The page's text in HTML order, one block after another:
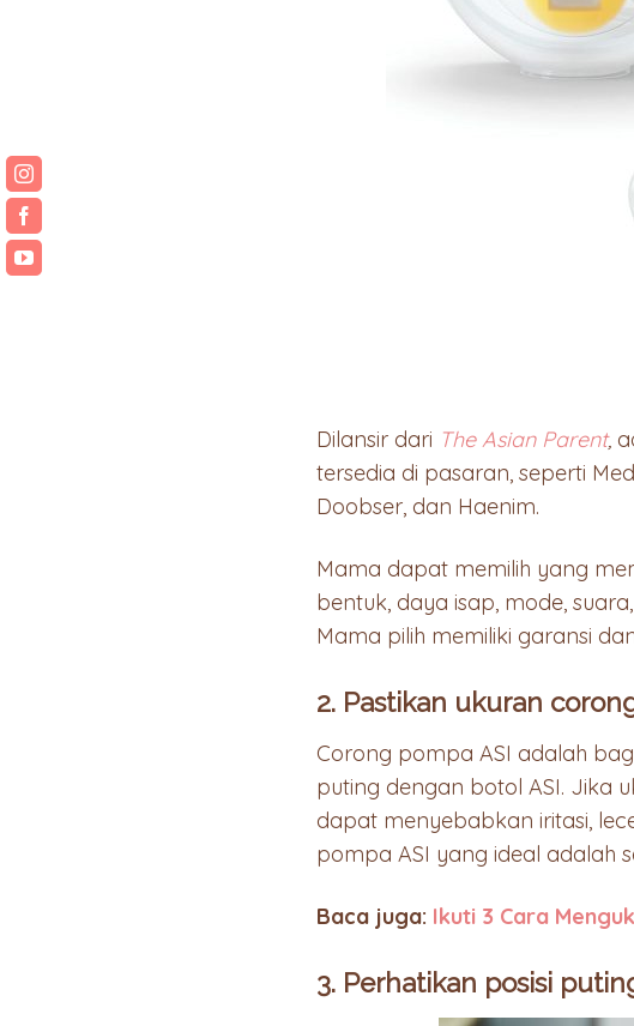
Dilansir dari The Asian Parent,
tersedia di pasaran, seperti
Doobser, dan Haenim.
Mama dapat memilih yang
bentuk, daya isap, mode,
Mama pilih memiliki garansi
2. Pastikan ukuran
Corong pompa ASI adalah
puting dengan botol ASI. Jika
dapat menyebabkan iritasi,
pompa ASI yang ideal adalah
Baca juga: Ikuti 3 Cara
3. Perhatikan posisi